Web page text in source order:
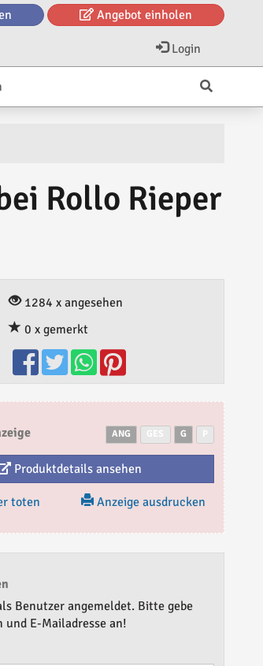
Angebot einholen
Login
Rollo Rieper
1284 x angesehen
0 x gemerkt
ANG G
Produktdetails ansehen
toten
Anzeige ausdrucken
Benutzer angemeldet. Bitte gebe
und E-Mailadresse an!